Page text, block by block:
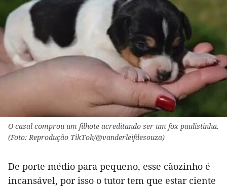
O casal comprou um filhote acreditando ser um fox paulistinha.
(Foto: Reprodução TikTok/@vanderleifdesouza)
De porte médio para pequeno, esse cãozinho é
incansável, por isso o tutor tem que estar ciente